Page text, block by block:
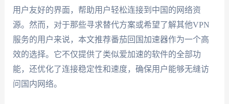
用户友好的界面，帮助用户轻松连接到中国的网络资
源。然而，对于那些寻求替代方案或希望了解其他VPN
服务的用户来说，本文推荐番茄回国加速器作为一个高
效的选择。它不仅提供了类似爱加速的软件的全部功
能，还优化了连接稳定性和速度，确保用户能够无缝访
问国内网络。